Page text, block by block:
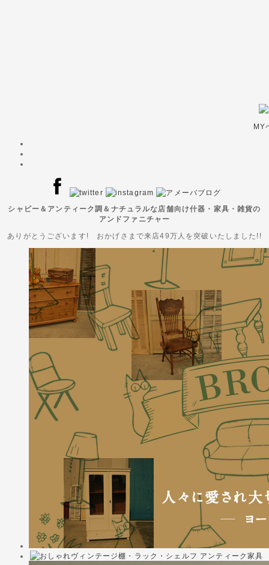
MY
シャビー＆アンティーク調＆ナチュラルな店舗向け什器・家具・雑貨の
アンドファニチャー
ありがとうございます! おかげさまで来店49万人を突破いたしました!!